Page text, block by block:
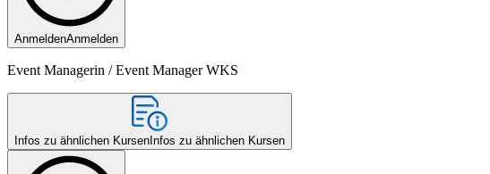
AnmeldenAnmelden
Event Managerin / Event Manager WKS
Infos zu ähnlichen Kursen Infos zu ähnlichen Kursen